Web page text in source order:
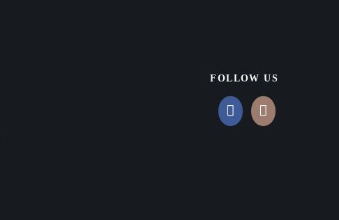
FOLLOW US